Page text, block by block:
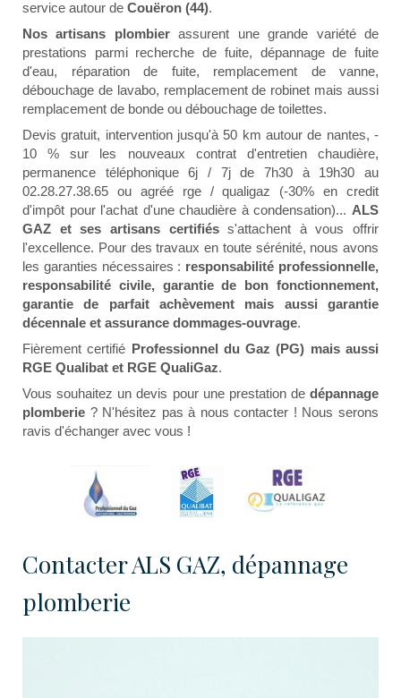
service autour de Couëron (44).
Nos artisans plombierassurent une grande variété de
prestations parmi recherche de fuite, dépannage de fuite
d'eau, réparation de fuite, remplacement de vanne,
débouchage de lavabo, remplacement de robinet mais aussi
remplacement de bonde ou débouchage de toilettes.
Devis gratuit, intervention jusqu'à 50 km autour de nantes, -
10 % sur les nouveaux contrat d'entretien chaudière,
permanence téléphonique 6j / 7j de 7h30 à 19h30 au
02.28.27.38.65 ou agréé rge / qualigaz (-30% en credit
d'impôt pour l'achat d'une chaudière à condensation)... ALS
GAZ et ses artisans certifiéss'attachent à vous offrir
l'excellence. Pour des travaux en toute sérénité, nous avons
les garanties nécessaires : responsabilité professionnelle,
responsabilité civile, garantie de bon fonctionnement,
garantie de parfait achèvement mais aussi garantie
décennale et assurance dommages-ouvrage.
Fièrement certifié Professionnel du Gaz (PG) mais aussi
RGE Qualibat et RGE QualiGaz.
Vous souhaitez un devis pour une prestation de dépannage
plomberie ? N'hésitez pas à nous contacter ! Nous serons
ravis d'échanger avec vous !
Contacter ALS GAZ, dépannage
plomberie